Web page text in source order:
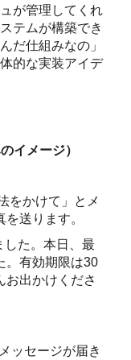
が管理してくれ
テムが構築でき
だ仕組みなの」
的な実装アイデ
イメージ）
をかけて」とメ
送ります。
した。本日、最
。有効期限は30
お出かけくださ
ッセージが届き